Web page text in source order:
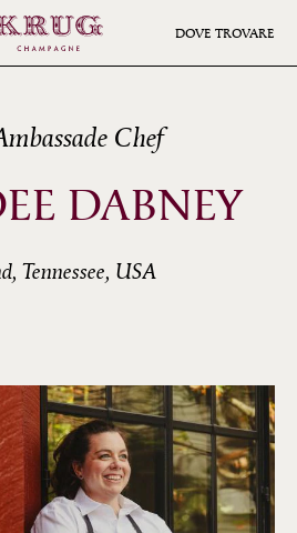
DOVE TROVARE
Chef
DABNEY
Tennessee, USA